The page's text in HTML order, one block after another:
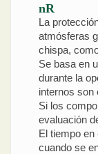
nR
La
atmósferas
chispa,
Se basa en
durante la
internos son
Si los
evaluación
El tiempo
cuando se